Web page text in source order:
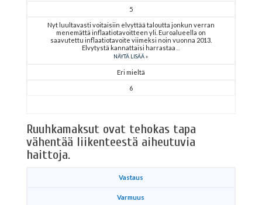
5
Nyt luultavasti voitaisiin elvyttää taloutta jonkun verran
menemättä inflaatiotavoitteen yli. Euroalueella on
saavutettu inflaatiotavoite viimeksi noin vuonna 2013.
Elvytystä kannattaisi harrastaa
NÄYTÄ LISÄÄ
Eri mieltä
6
Ruuhkamaksut ovat tehokas tapa
vähentää liikenteestä aiheutuvia
haittoja.
Vastaus
Varmuus